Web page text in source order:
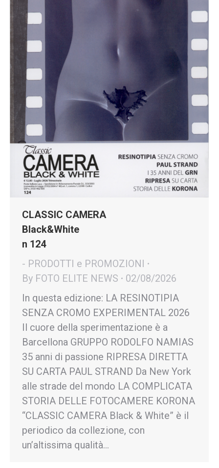
CLASSIC CAMERA
Black&White
n 124
- PRODOTTI e PROMOZIONI
By FOTO ELITE NEWS
02/08/2026
In questa edizione: LA RESINOTIPIA
SENZA CROMO EXPERIMENTAL 2026
Il cuore della sperimentazione è a
Barcellona GRUPPO RODOLFO NAMIAS
35 anni di passione RIPRESA DIRETTA
SU CARTA PAUL STRAND Da New York
alle strade del mondo LA COMPLICATA
STORIA DELLE FOTOCAMERE KORONA
“CLASSIC CAMERA Black & White” è il
periodico da collezione, con
un’altissima qualità…